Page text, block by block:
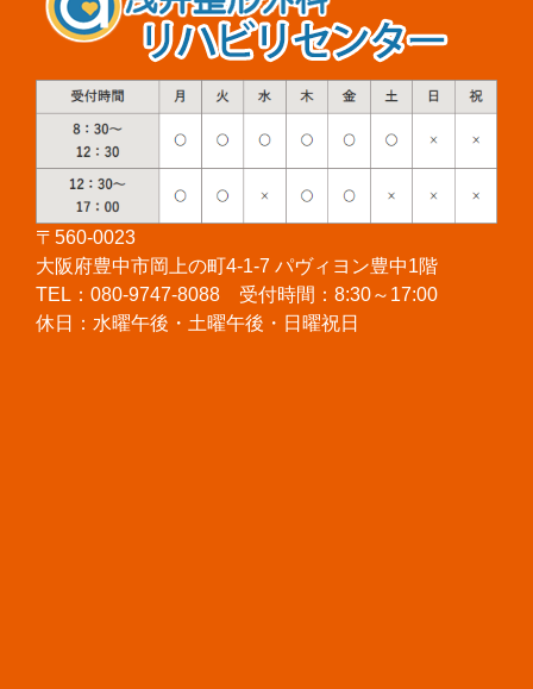
〒560-0023
大阪府豊中市岡上の町4-1-7 パヴィヨン豊中1階
TEL：080-9747-8088 受付時間：8:30～17:00
休日：水曜午後・土曜午後・日曜祝日